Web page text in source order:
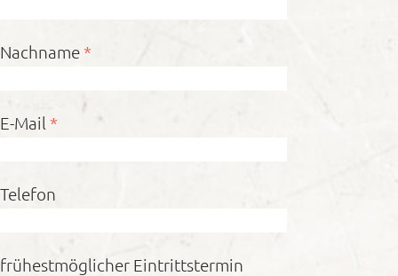
Nachname *
E-Mail *
Telefon
frühestmöglicher Eintrittstermin